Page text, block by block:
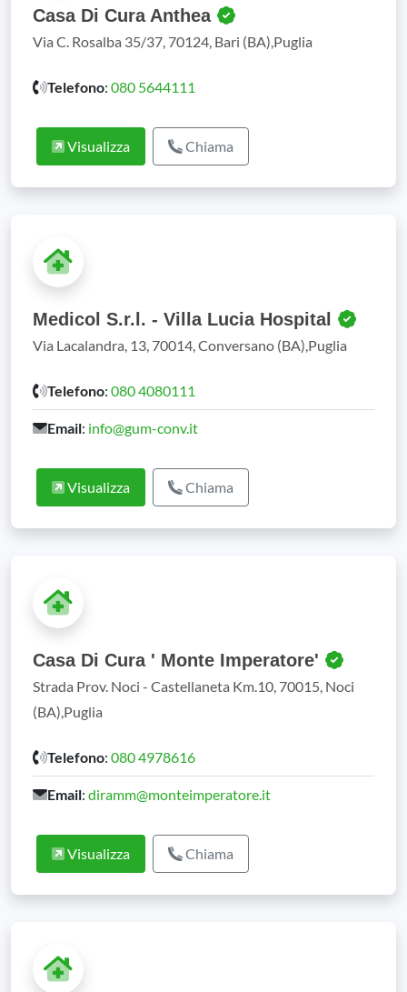
Casa Di Cura Anthea
Via C. Rosalba 35/37, 70124, Bari (BA),Puglia
Telefono: 080 5644111
Visualizza Chiama
Medicol S.r.l. - Villa Lucia Hospital
Via Lacalandra, 13, 70014, Conversano (BA),Puglia
Telefono: 080 4080111
Email: info@gum-conv.it
Visualizza Chiama
Casa Di Cura ' Monte Imperatore'
Strada Prov. Noci - Castellaneta Km.10, 70015, Noci
(BA),Puglia
Telefono: 080 4978616
Email: diramm@monteimperatore.it
Visualizza Chiama